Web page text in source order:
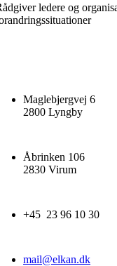
ledere og
Maglebjergvej 6
2800 Lyngby
Åbrinken 106
2830 Virum
+45 23 96 10 30
mail@elkan.dk